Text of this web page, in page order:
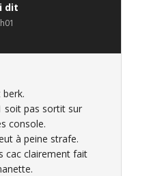
dit
berk.
soit pas sortit sur
console.
à peine strafe.
cac clairement fait